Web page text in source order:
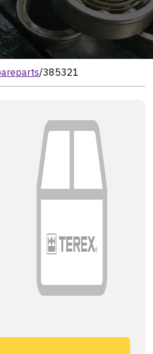
/385321